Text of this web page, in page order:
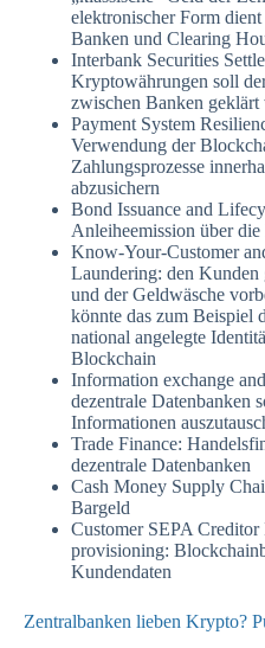
elektronischer Form
Banken und Clearing
Interbank Securities
Kryptowährungen soll
zwischen Banken geklärt
Payment System
Verwendung der
Zahlungsprozesse
abzusichern
Bond Issuance and
Anleiheemission über
Know-Your-Customer
Laundering: den Kunden
und der Geldwäsche
könnte das zum Beispiel
national angelegte
Blockchain
Information exchange
dezentrale Datenbanken
Informationen
Trade Finance:
dezentrale Datenbanken
Cash Money Supply
Bargeld
Customer SEPA
provisioning:
Kundendaten
Zentralbanken lieben Krypto?